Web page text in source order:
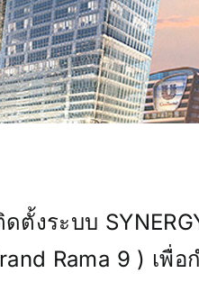
ตั้งระบบ
Rama 9 ) เพื่